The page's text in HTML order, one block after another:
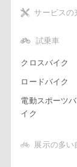
サービスの
試乗車
クロスバイク
ロードバイク
電動スポーツバ
イク
展示の多い